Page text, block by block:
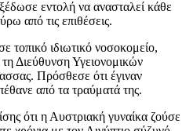
εντολή να ανασταλεί κάθε
από τις επιθέσεις.
ιδιωτικό νοσοκομείο,
Διεύθυνση Υγειονομικών
Πρόσθεσε ότι έγιναν
από τα τραύματά της.
ότι η Αυστριακή γυναίκα ζούσε